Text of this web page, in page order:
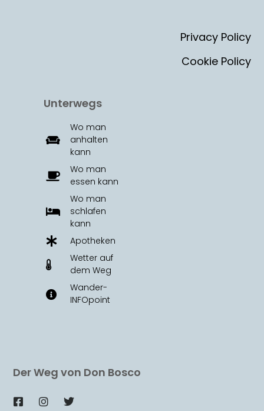
Der Weg von Don Bosco
Unterwegs
Wo man
anhalten
kann
Wo man
essen kann
Wo man
schlafen
kann
Apotheken
Wetter auf
dem Weg
Wander-
INFOpoint
Privacy Policy
Cookie Policy